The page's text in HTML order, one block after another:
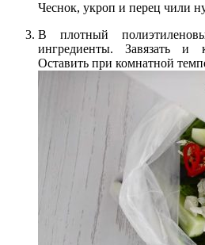
Чеснок, укроп и перец чили
В плотный
ингредиенты. Завязать и
Оставить при комнатной